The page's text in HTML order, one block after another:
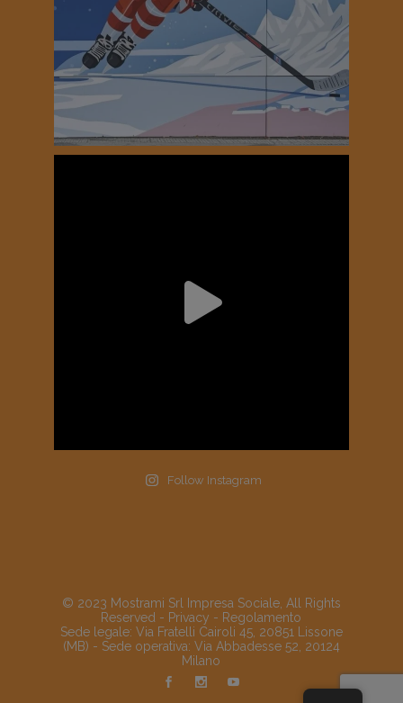
Follow Instagram
© 2023 Mostrami Srl Impresa Sociale, All Rights
Reserved - Privacy - Regolamento
Sede legale: Via Fratelli Cairoli 45, 20851 Lissone
(MB) - Sede operativa: Via Abbadesse 52, 20124
Milano